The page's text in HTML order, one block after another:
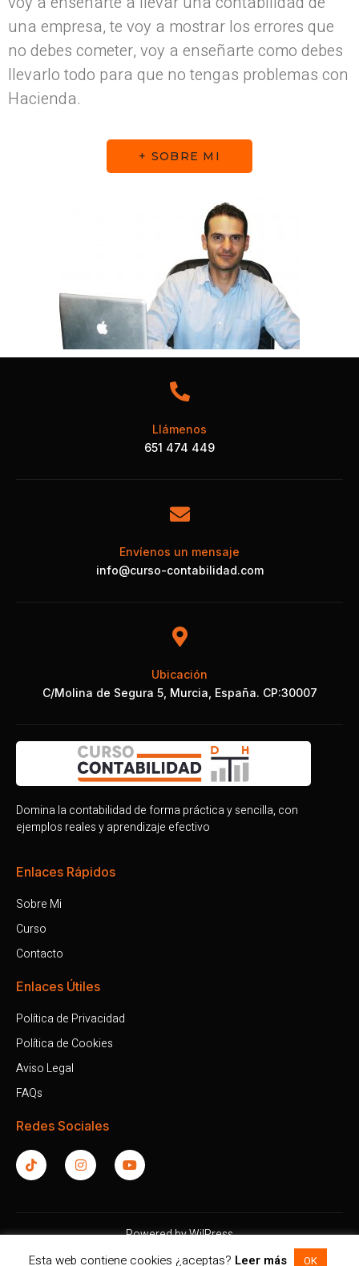
una empresa, te voy a mostrar los errores que
no debes cometer, voy a enseñarte como debes
llevarlo todo para que no tengas problemas con
Hacienda.
+ SOBRE MI
Llámenos
651 474 449
Envíenos un mensaje
info@curso-contabilidad.com
Ubicación
C/Molina de Segura 5, Murcia, España. CP:30007
Domina la contabilidad de forma práctica y sencilla, con
ejemplos reales y aprendizaje efectivo
Enlaces Rápidos
Sobre Mi
Curso
Contacto
Enlaces Útiles
Política de Privacidad
Política de Cookies
Aviso Legal
FAQs
Redes Sociales
Powered byWilPress
Copyright © 2025. Todos los derechos reservados.
Esta web contiene cookies ¿aceptas? Leer más OK